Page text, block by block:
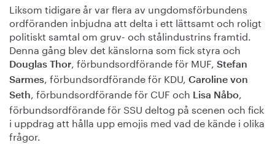
Liksom tidigare år var flera av ungdomsförbundens
ordföranden inbjudna att delta i ett lättsamt och roligt
politiskt samtal om gruv- och stålindustrins framtid.
Denna gång blev det känslorna som fick styra och
Douglas Thor, förbundsordförande för MUF, Stefan
Sarmes, förbundsordförande för KDU, Caroline von
Seth, förbundsordförande för CUF och Lisa Nåbo,
förbundsordförande för SSU deltog på scenen och fick
i uppdrag att hålla upp emojis med vad de kände i olika
frågor.